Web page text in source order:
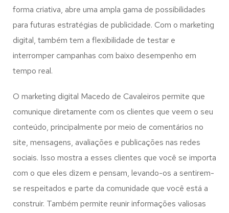
forma criativa, abre uma ampla gama de possibilidades
para futuras estratégias de publicidade. Com o marketing
digital, também tem a flexibilidade de testar e
interromper campanhas com baixo desempenho em
tempo real.
O marketing digital Macedo de Cavaleiros permite que
comunique diretamente com os clientes que veem o seu
conteúdo, principalmente por meio de comentários no
site, mensagens, avaliações e publicações nas redes
sociais. Isso mostra a esses clientes que você se importa
com o que eles dizem e pensam, levando-os a sentirem-
se respeitados e parte da comunidade que você está a
construir. Também permite reunir informações valiosas